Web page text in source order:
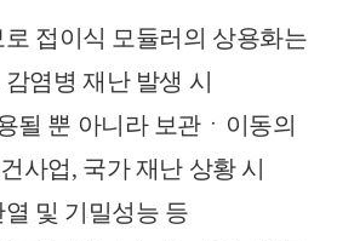
접이식 모듈러의 상용화는
염병 재난 발생 시
될 뿐 아니라 보관ㆍ이동의
사업, 국가 재난 상황 시
및 기밀성능 등